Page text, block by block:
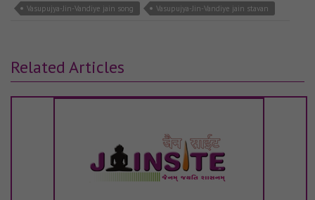
Vasupujya-Jin-Vandiye jain song
Vasupujya-Jin-Vandiye jain stavan
Related Articles